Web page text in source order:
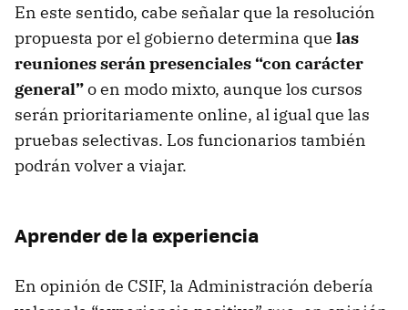
En este sentido, cabe señalar que la resolución
propuesta por el gobierno determina que las
reuniones serán presenciales “con carácter
general”o en modo mixto, aunque los cursos
serán prioritariamente online, al igual que las
pruebas selectivas. Los funcionarios también
podrán volver a viajar.
Aprender de la experiencia
En opinión de CSIF, la Administración debería